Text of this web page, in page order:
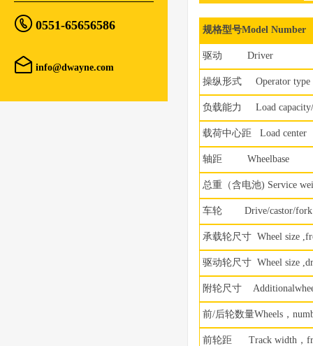
 0551-65656586
 info@dwayne.com
规格型号Model Number
驱动 Driver
操纵形式 Operator type
负载能力 Load capacity/
载荷中心距 Load center
轴距 Wheelbase
总重（含电池) Service
车轮 Drive/castor/fork
承载轮尺寸 Wheel size
驱动轮尺寸 Wheel size
附轮尺寸
前/后轮数量Wheels ，
前轮距 Track width ，